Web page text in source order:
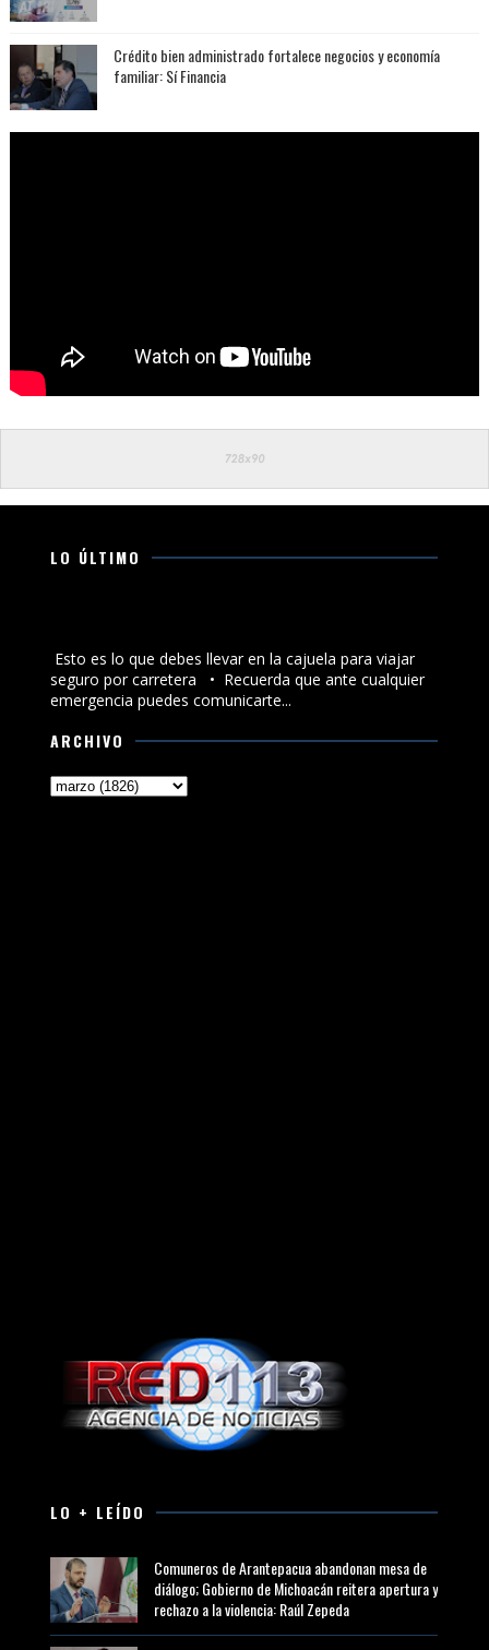
Crédito bien administrado fortalece negocios y economía
familiar: Sí Financia
LO ÚLTIMO
Esto es lo que debes llevar en la cajuela para viajar
seguro por carretera •⁠ ⁠Recuerda que ante cualquier
emergencia puedes comunicarte...
ARCHIVO
LO + LEÍDO
Comuneros de Arantepacua abandonan mesa de
diálogo; Gobierno de Michoacán reitera apertura y
rechazo a la violencia: Raúl Zepeda